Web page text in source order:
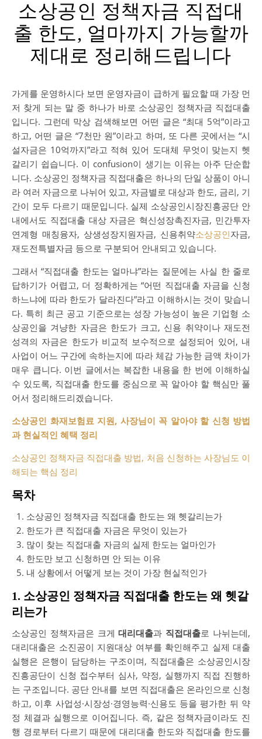
소상공인 정책자금 직접대
출 한도, 얼마까지 가능할까
제대로 정리해드립니다
가게를 운영하시다 보면 운영자금이 급하게 필요할 때 가장 먼
저 찾게 되는 말 중 하나가 바로 소상공인 정책자금 직접대출
입니다. 그런데 막상 검색해보면 어떤 글은 “최대 5억”이라고
하고, 어떤 글은 “7천만 원”이라고 하며, 또 다른 곳에서는 “시
설자금은 10억까지”라고 적혀 있어 도대체 무엇이 맞는지 헷
갈리기 쉽습니다. 이 confusion이 생기는 이유는 아주 단순합
니다. 소상공인 정책자금 직접대출은 하나의 단일 상품이 아니
라 여러 자금으로 나뉘어 있고, 자금별로 대상과 한도, 금리, 기
간이 모두 다르기 때문입니다. 실제 소상공인시장진흥공단 안
내에서도 직접대출 대상 자금은 혁신성장촉진자금, 민간투자
연계형 매칭융자, 상생성장지원자금, 신용취약소상공인자금,
재도전특별자금 등으로 구분되어 안내되고 있습니다.
그래서 “직접대출 한도는 얼마냐”라는 질문에는 사실 한 줄로
답하기가 어렵고, 더 정확하게는 “어떤 직접대출 자금을 신청
하느냐에 따라 한도가 달라진다”라고 이해하시는 것이 맞습니
다. 특히 최근 공고 기준으로는 성장 가능성이 높은 기업형 소
상공인을 겨냥한 자금은 한도가 크고, 신용 취약이나 재도전
성격의 자금은 한도가 비교적 보수적으로 설정되어 있어, 내
사업이 어느 구간에 속하는지에 따라 체감 가능한 금액 차이가
매우 큽니다. 이번 글에서는 복잡한 내용을 한 번에 이해하실
수 있도록, 직접대출 한도를 중심으로 꼭 알아야 할 핵심만 풀
어서 정리해드리겠습니다.
소상공인 화재보험료 지원, 사장님이 꼭 알아야 할 신청 방법
과 현실적인 혜택 정리
소상공인 정책자금 직접대출 방법, 처음 신청하는 사장님도 이
해되는 핵심 정리
목차
소상공인 정책자금 직접대출 한도는 왜 헷갈리는가
한도가 큰 직접대출 자금은 무엇이 있는가
많이 찾는 직접대출 자금의 실제 한도는 얼마인가
한도만 보고 신청하면 안 되는 이유
내 상황에서 어떻게 보는 것이 가장 현실적인가
1. 소상공인 정책자금 직접대출 한도는 왜 헷갈
리는가
소상공인 정책자금은 크게대리대출과 직접대출로 나뉘는데,
대리대출은 소진공이 지원대상 여부를 확인해주고 실제 대출
실행은 은행이 담당하는 구조이며, 직접대출은 소상공인시장
진흥공단이 신청 접수부터 심사, 약정, 실행까지 직접 진행하
는 구조입니다. 공단 안내를 보면 직접대출은 온라인으로 신청
하고, 이후 사업성·시장성·경영능력·신용도 등을 평가한 뒤 약
정 체결과 실행으로 이어집니다. 즉, 같은 정책자금이라도 진
행 경로부터 다르기 때문에 대리대출 한도와 직접대출 한도를